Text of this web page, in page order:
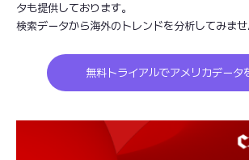
タも提供しております。
検索データから海外のトレンドを分析してみませ
無料トライアルでアメリカデータ